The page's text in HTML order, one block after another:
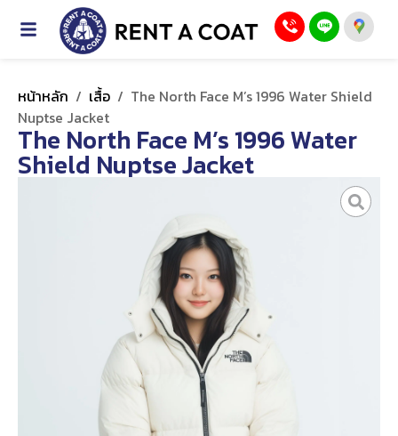
หน้าหลัก / เสื้อ / The North Face M’s 1996 Water Shield
Nuptse Jacket
The North Face M’s 1996 Water
Shield Nuptse Jacket